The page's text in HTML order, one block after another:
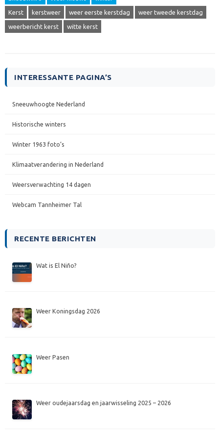
Kerst kerstweer weer eerste kerstdag weer tweede kerstdag
weerbericht kerst witte kerst
INTERESSANTE PAGINA’S
Sneeuwhoogte Nederland
Historische winters
Winter 1963 foto’s
Klimaatverandering in Nederland
Weersverwachting 14 dagen
Webcam Tannheimer Tal
RECENTE BERICHTEN
Wat is El Niño?
Weer Koningsdag 2026
Weer Pasen
Weer oudejaarsdag en jaarwisseling 2025 – 2026